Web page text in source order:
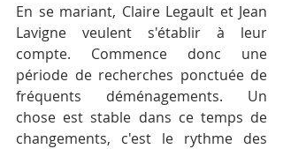
En se mariant, Claire Legault et Jean
Lavigne veulent s'établir à leur
compte. Commence donc une
période de recherches ponctuée de
fréquents déménagements. Un
chose est stable dans ce temps de
changements, c'est le rythme des